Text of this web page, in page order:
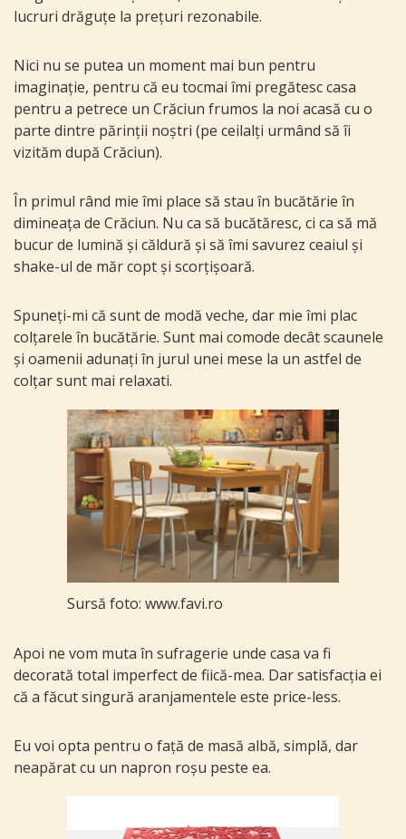
lucruri drăguțe la prețuri rezonabile.
Nici nu se putea un moment mai bun pentru
imaginație, pentru că eu tocmai îmi pregătesc casa
pentru a petrece un Crăciun frumos la noi acasă cu o
parte dintre părinții noștri (pe ceilalți urmând să îi
vizităm după Crăciun).
În primul rând mie îmi place să stau în bucătărie în
dimineața de Crăciun. Nu ca să bucătăresc, ci ca să mă
bucur de lumină și căldură și să îmi savurez ceaiul și
shake-ul de măr copt și scorțișoară.
Spuneți-mi că sunt de modă veche, dar mie îmi plac
colțarele în bucătărie. Sunt mai comode decât scaunele
și oamenii adunați în jurul unei mese la un astfel de
colțar sunt mai relaxati.
Sursă foto: www.favi.ro
Apoi ne vom muta în sufragerie unde casa va fi
decorată total imperfect de fiică-mea. Dar satisfacția ei
că a făcut singură aranjamentele este price-less.
Eu voi opta pentru o față de masă albă, simplă, dar
neapărat cu un napron roșu peste ea.